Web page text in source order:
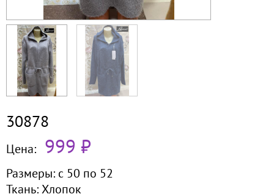
30878
Цена: 999 ₽
Размеры: с 50 по 52
Ткань:Хлопок